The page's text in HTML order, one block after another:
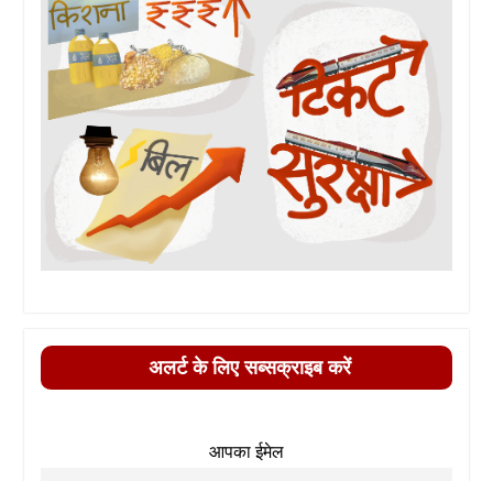
अलर्ट के लिए सब्सक्राइब करें
आपका ईमेल